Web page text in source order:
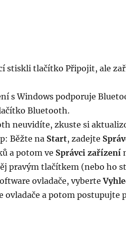
stiskli tlačítko Připojit, ale
s Windows podporuje
Bluetooth.
neuvidíte, zkuste si
Běžte na Start, zadejte
a potom ve Správci zařízení
pravým tlačítkem (nebo ho
ovladače, vyberte
ovladače a potom postupujte